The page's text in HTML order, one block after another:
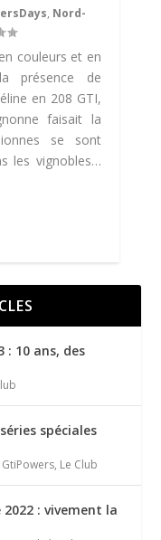
, Nord-
couleurs et en
présence de
en 208 GTI,
faisait la
se sont
les vignobles…
: 10 ans, des
spéciales
GtiPowers, Le Club
: vivement la